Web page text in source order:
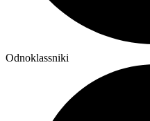
Odnoklassniki